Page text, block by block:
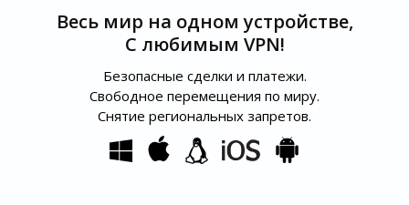
Весь мир на одном устройстве,
С любимым VPN!
Безопасные сделки и платежи.
Свободное перемещения по миру.
Снятие региональных запретов.